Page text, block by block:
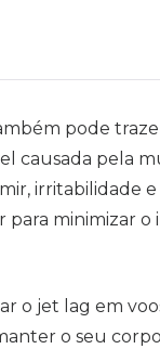
pode
causada pela
irritabilidade
minimizar o
o jet lag em
o seu